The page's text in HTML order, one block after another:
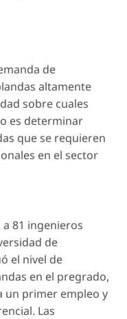
de
altamente
sobre cuales
es determinar
que se requieren
en el sector
81 ingenieros
de
el nivel de
en el pregrado,
un primer empleo y
Las